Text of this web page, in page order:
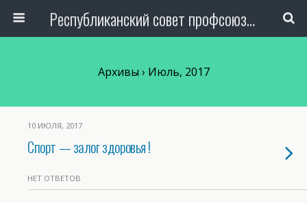
Республиканский совет профсоюза авиаработников Узбекистана
Архивы › Июль, 2017
10 ИЮЛЯ, 2017
Спорт — залог здоровья !
НЕТ ОТВЕТОВ